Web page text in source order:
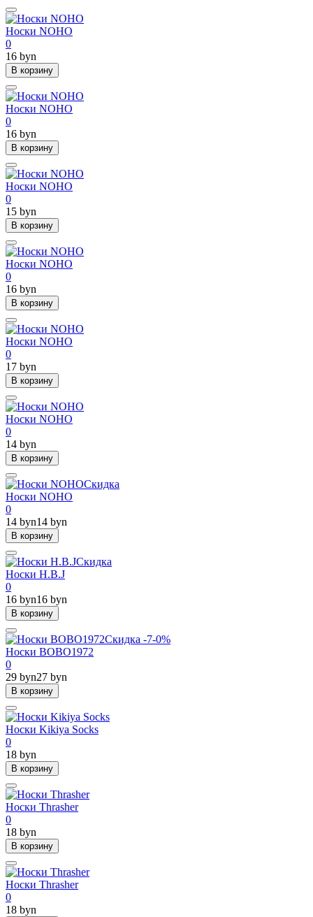
Носки NOHO
0
16 byn
В корзину
Носки NOHO
0
16 byn
В корзину
Носки NOHO
0
15 byn
В корзину
Носки NOHO
0
16 byn
В корзину
Носки NOHO
0
17 byn
В корзину
Носки NOHO
0
14 byn
В корзину
Скидка
Носки NOHO
0
14 byn14 byn
В корзину
Скидка
Носки H.B.J
0
16 byn16 byn
В корзину
Скидка -7-0%
Носки BOBO1972
0
29 byn27 byn
В корзину
Носки Kikiya Socks
0
18 byn
В корзину
Носки Thrasher
0
18 byn
В корзину
Носки Thrasher
0
18 byn